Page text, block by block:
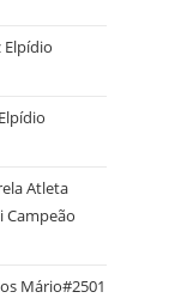
Elpídio
Atleta
Campeão
Mário#2501